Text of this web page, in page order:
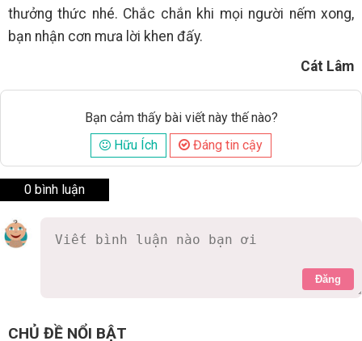
thưởng thức nhé. Chắc chắn khi mọi người nếm xong,
bạn nhận cơn mưa lời khen đấy.
Cát Lâm
Bạn cảm thấy bài viết này thế nào?
Hữu Ích
Đáng tin cậy
0 bình luận
Đăng
CHỦ ĐỀ NỔI BẬT